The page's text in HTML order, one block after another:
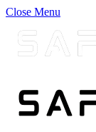
Close Menu